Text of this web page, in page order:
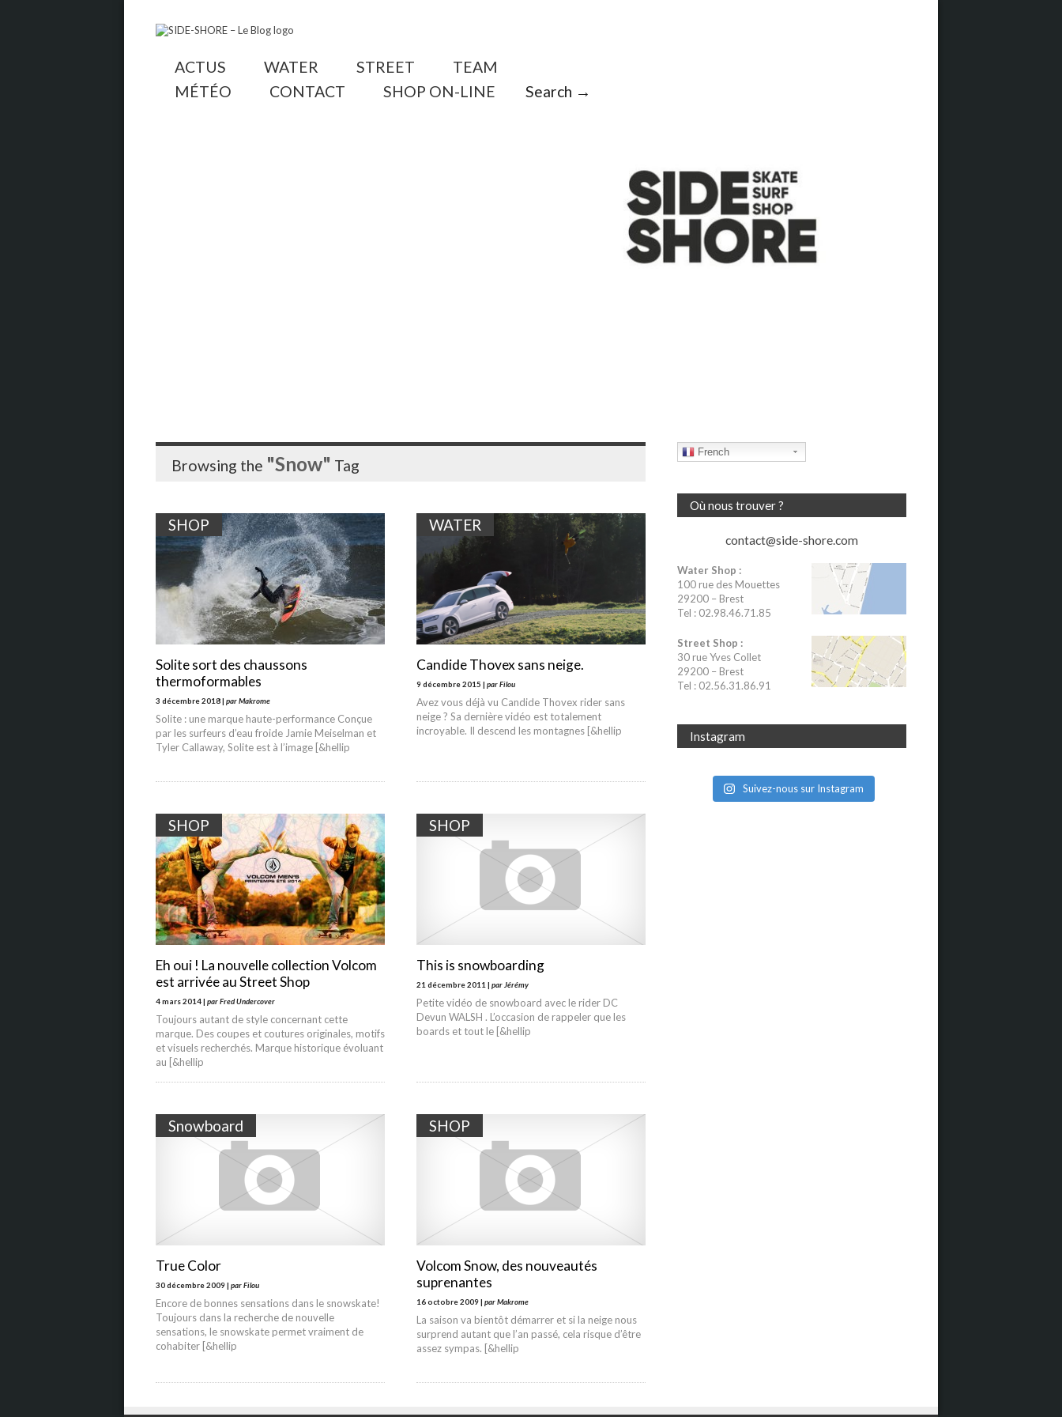
ACTUS WATER STREET
TEAM
MÉTÉO
CONTACT SHOP ON-LINE Search →
Browsing the "Snow" Tag
SHOP
Solite sort des chaussons
thermoformables
3 décembre 2018 | par Makrome
Solite : une marque haute-performance Conçue
par les surfeurs d’eau froide Jamie Meiselman et
Tyler Callaway, Solite est à l’image [&hellip
WATER
Candide Thovex sans neige.
9 décembre 2015 | par Filou
Avez vous déjà vu Candide Thovex rider sans
neige ? Sa dernière vidéo est totalement
incroyable. Il descend les montagnes [&hellip
SHOP
Eh oui ! La nouvelle collection Volcom
est arrivée au Street Shop
4 mars 2014 | par Fred Undercover
Toujours autant de style concernant cette
marque. Des coupes et coutures originales, motifs
et visuels recherchés. Marque historique évoluant
au [&hellip
SHOP
This is snowboarding
21 décembre 2011 | par Jérémy
Petite vidéo de snowboard avec le rider DC
Devun WALSH . L’occasion de rappeler que les
boards et tout le [&hellip
Snowboard
True Color
30 décembre 2009 | par Filou
Encore de bonnes sensations dans le snowskate!
Toujours dans la recherche de nouvelle
sensations, le snowskate permet vraiment de
cohabiter [&hellip
SHOP
Volcom Snow, des nouveautés
suprenantes
16 octobre 2009 | par Makrome
La saison va bientôt démarrer et si la neige nous
surprend autant que l’an passé, cela risque d’être
assez sympas. [&hellip
French
Où nous trouver ?
contact@side-shore.com
Water Shop :
100 rue des Mouettes
29200 – Brest
Tel : 02.98.46.71.85
Street Shop :
30 rue Yves Collet
29200 – Brest
Tel : 02.56.31.86.91
Instagram
Suivez-nous sur Instagram